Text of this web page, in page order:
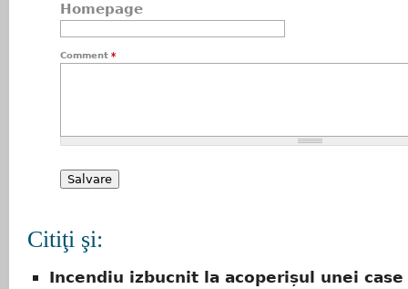
Homepage
Comment *
Citiţi şi:
Incendiu izbucnit la acoperișul unei case